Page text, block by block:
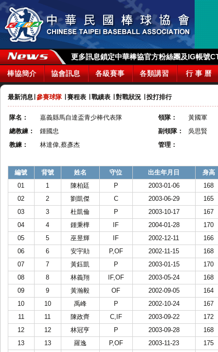
更多訊息鎖定中華棒協官方粉絲團及IG帳號
棒協簡介 協會訊息 各級賽事 各類講習 行 事 曆
最新消息 參賽球隊∣ 賽程表 戰績表 對戰狀況 投打排行
隊名： 嘉義縣馬自達盃青少棒代表隊 領隊：
黃國軍
總教練：
鍾國忠 副領隊：
吳思賢
教練：
林達偉,蔡彥杰 管理：
編號 背號 姓名 守位 出生年月日
身高
01
1 陳柏廷 P 2003-01-06
168
02
2 劉凱傑 C 2003-06-29
165
03
3 杜凱倫 P 2003-10-17
167
04
4 鍾秉樺 IF 2004-01-28
170
05
5 巫昱輝 IF 2002-12-11
166
06
6 安宇勛 P,OF 2002-11-15
168
07
7 黃鈺凱 P 2003-01-15
170
08
8 林義翔 IF,OF 2003-05-24
168
09
9 黃瀚毅 OF 2002-09-05
164
10
10 禹峰 P 2002-10-24
167
11
11 陳政齊 C,IF 2003-09-22
172
12
12 林冠亨 P 2003-09-28
168
13
13 羅逸 P,OF 2003-11-23
175